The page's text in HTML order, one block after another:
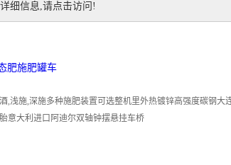
细信息,请点击访问!
肥施肥罐车
,浅施,深施多种施肥装置可选整机里外热镀锌高强度碳钢
意大利进口阿迪尔双轴钟摆悬挂车桥